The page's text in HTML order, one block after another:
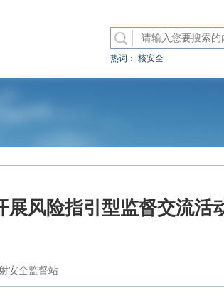
热词： 核安全
展风险指引型监督交流活
安全监督站